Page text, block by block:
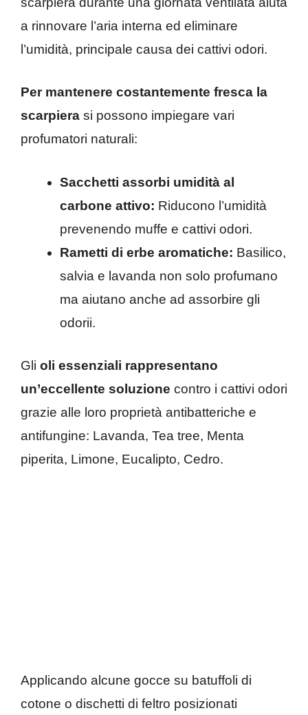
a rinnovare l’aria interna ed eliminare
l’umidità, principale causa dei cattivi odori.
Per mantenere costantemente fresca la
scarpiera si possono impiegare vari
profumatori naturali:
Sacchetti assorbi umidità al
carbone attivo: Riducono l’umidità
prevenendo muffe e cattivi odori.
Rametti di erbe aromatiche: Basilico,
salvia e lavanda non solo profumano
ma aiutano anche ad assorbire gli
odorii.
Gli oli essenziali rappresentano
un’eccellente soluzione contro i cattivi odori
grazie alle loro proprietà antibatteriche e
antifungine: Lavanda, Tea tree, Menta
piperita, Limone, Eucalipto, Cedro.
Applicando alcune gocce su batuffoli di
cotone o dischetti di feltro posizionati